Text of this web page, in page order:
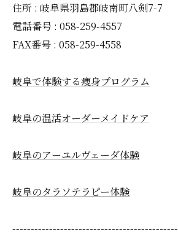
住所 : 岐阜県羽島郡岐南町八剣7-7
電話番号 : 058-259-4557
FAX番号 : 058-259-4558
岐阜で体験する痩身プログラム
岐阜の温活オーダーメイドケア
岐阜のアーユルヴェーダ体験
岐阜のタラソテラピー体験